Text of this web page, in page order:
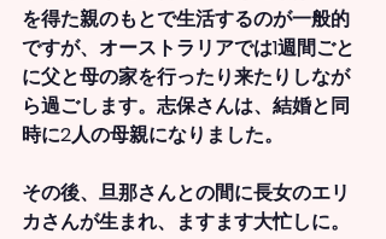
を得た親のもとで生活するのが一般的
ですが、オーストラリアでは1週間ごと
に父と母の家を行ったり来たりしなが
ら過ごします。志保さんは、結婚と同
時に2人の母親になりました。
その後、旦那さんとの間に長女のエリ
カさんが生まれ、ますます大忙しに。